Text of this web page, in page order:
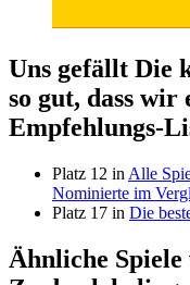
Uns gefällt Die
so gut, dass wir
Empfehlungs-
Platz 12 in Alle
Nominierte im
Platz 17 in Die
Ähnliche